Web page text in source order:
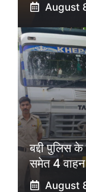
August
बद्दी पुलिस
समेत 4
August